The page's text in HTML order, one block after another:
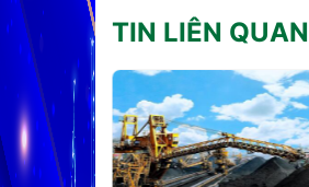
TIN LIÊN QUAN